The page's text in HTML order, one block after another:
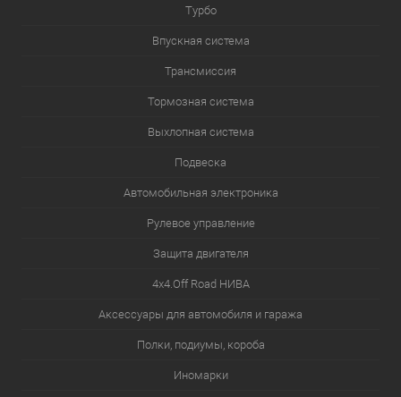
Турбо
Впускная система
Трансмиссия
Тормозная система
Выхлопная система
Подвеска
Автомобильная электроника
Рулевое управление
Защита двигателя
4х4.Off Road НИВА
Аксессуары для автомобиля и гаража
Полки, подиумы, короба
Иномарки